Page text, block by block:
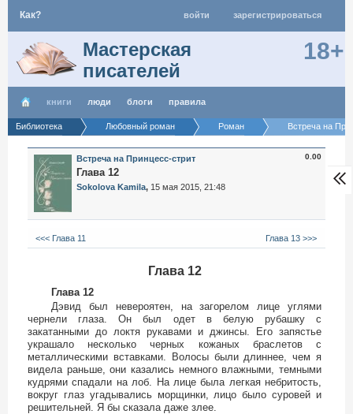
Как? войти зарегистрироваться
Мастерская
писателей
18+
книги люди блоги правила
Библиотека Любовный роман Роман Встреча на
Встреча на Принцесс-стрит
Глава 12
Sokolova Kamila, 15 мая 2015, 21:48
0.00
<<< Глава 11 Глава 13 >>>
Глава 12
Глава 12
Дэвид был невероятен, на загорелом лице углями
чернели глаза. Он был одет в белую рубашку с
закатанными до локтя рукавами и джинсы. Его запястье
украшало несколько черных кожаных браслетов с
металлическими вставками. Волосы были длиннее, чем я
видела раньше, они казались немного влажными, темными
кудрями спадали на лоб. На лице была легкая небритость,
вокруг глаз угадывались морщинки, лицо было суровей и
решительней. Я бы сказала даже злее.